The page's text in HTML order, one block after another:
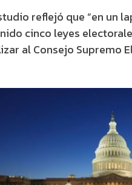
reflejó que “en un
cinco leyes
al Consejo Supremo